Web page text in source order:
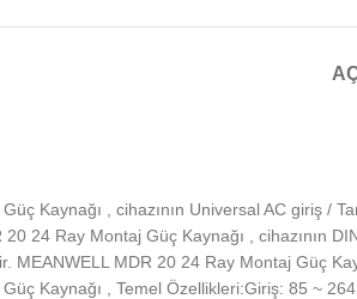
Kaynağı , cihazının Universal AC giriş /
20 24 Ray Montaj Güç Kaynağı , cihazının
MEANWELL MDR 20 24 Ray Montaj Güç
Kaynağı , Temel Özellikleri:Giriş: 85 ~